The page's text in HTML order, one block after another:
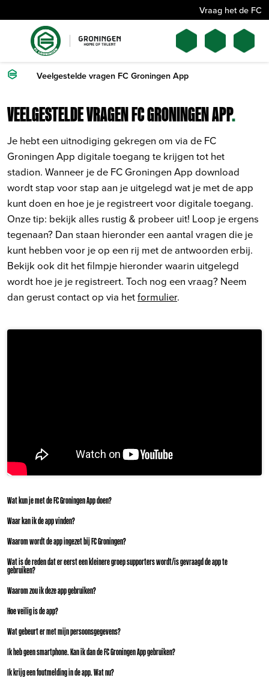
Vraag het de FC
Veelgestelde vragen FC Groningen App
VEELGESTELDE VRAGEN FC GRONINGEN APP.
Je hebt een uitnodiging gekregen om via de FC
Groningen App digitale toegang te krijgen tot het
stadion. Wanneer je de FC Groningen App download
wordt stap voor stap aan je uitgelegd wat je met de app
kunt doen en hoe je je registreert voor digitale toegang.
Onze tip: bekijk alles rustig & probeer uit! Loop je ergens
tegenaan? Dan staan hieronder een aantal vragen die je
kunt hebben voor je op een rij met de antwoorden erbij.
Bekijk ook dit het filmpje hieronder waarin uitgelegd
wordt hoe je je registreert. Toch nog een vraag? Neem
dan gerust contact op via hetformulier.
Wat kun je met de FC Groningen App doen?
Waar kan ik de app vinden?
Waarom wordt de app ingezet bij FC Groningen?
Wat is de reden dat er eerst een kleinere groep supporters wordt/is gevraagd de app te
gebruiken?
Waarom zou ik deze app gebruiken?
Hoe veilig is de app?
Wat gebeurt er met mijn persoonsgegevens?
Ik heb geen smartphone. Kan ik dan de FC Groningen App gebruiken?
Ik krijg een foutmelding in de app. Wat nu?